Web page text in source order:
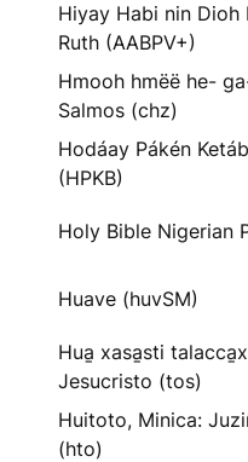
Hiyay Habi nin Dioh
Ruth (AABPV+)
Hmooh hmëë he-
Salmos (chz)
Hodáay Pákén
(HPKB)
Holy Bible Nigerian
Huave (huvSM)
Hua̱ xasa̱sti
Jesucristo (tos)
Huitoto, Minica:
(hto)